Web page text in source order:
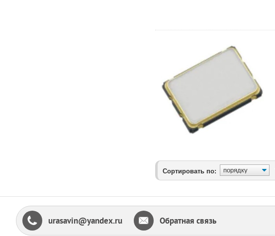
Сортировать по:
urasavin@yandex.ru Обратная связь